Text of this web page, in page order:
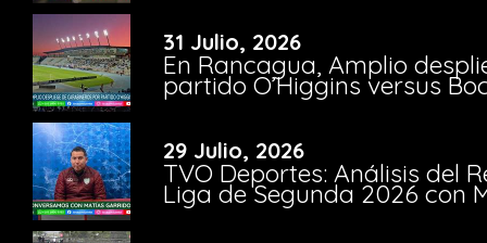
31 Julio, 2026
En Rancagua, Amplio
partido O’Higgins versus
29 Julio, 2026
TVO Deportes: Análisis del
Liga de Segunda 2026 con